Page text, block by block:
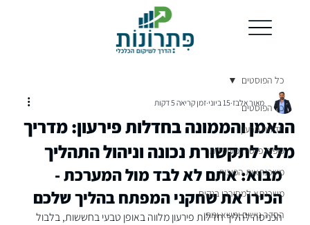
כל הפוסטים
חדלות פרעון
קופות פנסיה מעוקלות
משכנתאות הפוכות
משכנתא למסורבי בנקים
הסדר נושים ומשא ומתן
כל הפוסטים
הנאמן והממונה בחדלות פירעון: מדריך
מלא לתקשורת נכונה וניהול התהליך
מאור אלבז 15 ביוני זמן קריאה 5 דקות
מבוא: אתם לא לבד מול המערכת -
הכירו את שחקני המפתח בהליך שלכם
הכניסה להליך חדלות פירעון מלווה באופן טבעי בחששות, בלבול